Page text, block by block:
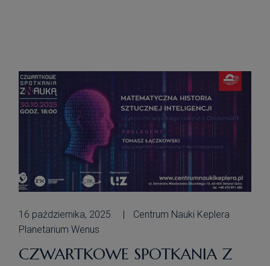
16 października, 2025
Centrum Nauki Keplera
Planetarium Wenus
CZWARTKOWE SPOTKANIA Z